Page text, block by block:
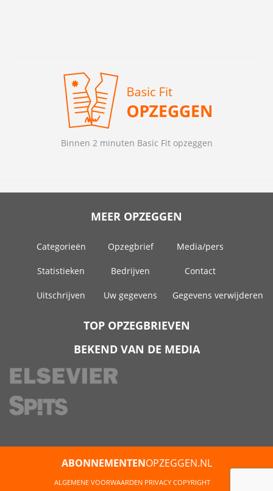
Binnen 2 minuten Basic Fit opzeggen
MEER OPZEGGEN
Categorieën Opzegbrief Media/pers
Statistieken Bedrijven Contact
Uitschrijven Uw gegevens Gegevens verwijderen
TOP OPZEGBRIEVEN
BEKEND VAN DE MEDIA
ABONNEMENTENOPZEGGEN.NL
ALGEMENE VOORWAARDEN PRIVACY COPYRIGHT